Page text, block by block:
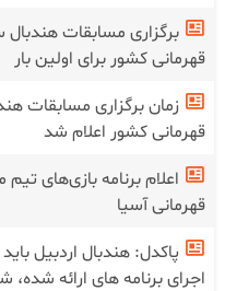
برگزاری مسابقات هندبال
قهرمانی کشور برای اولین بار
زمان برگزاری مسابقات
قهرمانی کشور اعلام شد
اعلام برنامه بازی‌های
قهرمانی آسیا
پاکدل: هندبال اردبیل
اجرای برنامه های ارائه